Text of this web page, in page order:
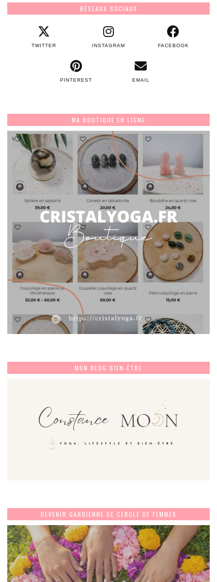
RÉSEAUX SOCIAUX
TWITTER INSTAGRAM FACEBOOK
PINTEREST EMAIL
MA BOUTIQUE EN LIGNE
MON BLOG BIEN-ÊTRE
DEVENIR GARDIENNE DE CERCLE DE FEMMES